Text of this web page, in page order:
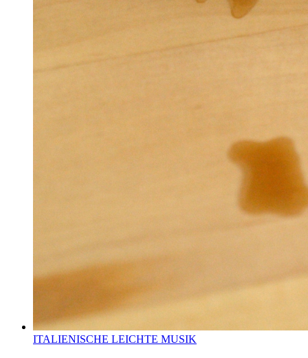
ITALIENISCHE LEICHTE MUSIK